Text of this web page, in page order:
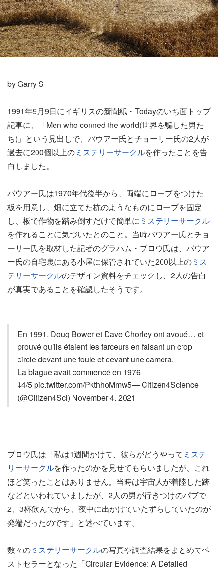
by Garry S
1991年9月9日にイギリスの新聞紙・Todayのいち面トップ
記事に、「Men who conned the world(世界を騙した男た
ち)」という見出しで、バウアー氏とチョーリー氏の2人が
過去に200個以上のミステリーサークルを作ったことを告
白しました。
バウアー氏は1970年代後半から、両端にロープをつけた
板を用意し、畑に立てた杭のようなものにロープを固定
し、板で作物を踏み倒すだけで簡単に ミステリーサークル
を作れることに気づいたとのこと。当時バウアー氏とチョ
ーリー氏を取材した記者のグラハム・ブロウ氏は、バウア
ー氏の自宅裏にある小屋に保管されていた200以上のミス
テリーサークルのデザイン資料をチェックし、2人の告白
が真実であることを確認したそうです。
En 1991, Doug Bower et Dave Chorley ont avoué… et
prouvé qu’ils étaient les farceurs en faisant un crop
circle devant une foule et devant une caméra.
La blague avait commencé en 1976
⤵️4/5 pic.twitter.com/PkthhoMmw5— Citizen4Science
(@Citizen4Sci) November 4, 2021
ブロウ氏は「私は1週間かけて、彼らがどうやって ミステ
リーサークルを作ったのかを見せてもらいましたが、これ
ほど笑ったことはありません。当時は宇宙人が着陸した跡
などといわれていましたが、2人の男が行きつけのパブで
2、3杯飲んでから、夜中に出かけていたずらしていたのが
発端だったのです」と述べています。
数々のミステリーサークルの写真や調査結果をまとめてベ
ストセラーとなった「Circular Evidence: A Detailed